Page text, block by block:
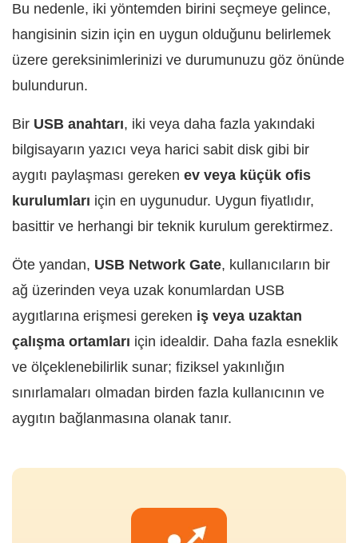
Bu nedenle, iki yöntemden birini seçmeye gelince,
hangisinin sizin için en uygun olduğunu belirlemek
üzere gereksinimlerinizi ve durumunuzu göz önünde
bulundurun.
Bir USB anahtarı, iki veya daha fazla yakındaki
bilgisayarın yazıcı veya harici sabit disk gibi bir
aygıtı paylaşması gereken ev veya küçük ofis
kurulumları için en uygunudur. Uygun fiyatlıdır,
basittir ve herhangi bir teknik kurulum gerektirmez.
Öte yandan, USB Network Gate, kullanıcıların bir
ağ üzerinden veya uzak konumlardan USB
aygıtlarına erişmesi gereken iş veya uzaktan
çalışma ortamları için idealdir. Daha fazla esneklik
ve ölçeklenebilirlik sunar; fiziksel yakınlığın
sınırlamaları olmadan birden fazla kullanıcının ve
aygıtın bağlanmasına olanak tanır.